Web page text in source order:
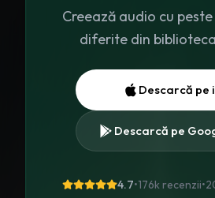
Creează audio cu
diferite din
Descarcă pe
Descarcă pe
4.7•176k recenzii•